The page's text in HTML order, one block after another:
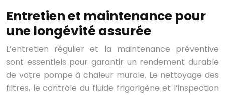
Entretien et maintenance pour
une longévité assurée
L’entretien régulier et la maintenance préventive
sont essentiels pour garantir un rendement durable
de votre pompe à chaleur murale. Le nettoyage des
filtres, le contrôle du fluide frigorigène et l’inspection